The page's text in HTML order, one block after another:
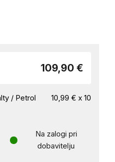
109,90 €
/ Petrol
10,99 € x 10
Na zalogi pri
dobavitelju